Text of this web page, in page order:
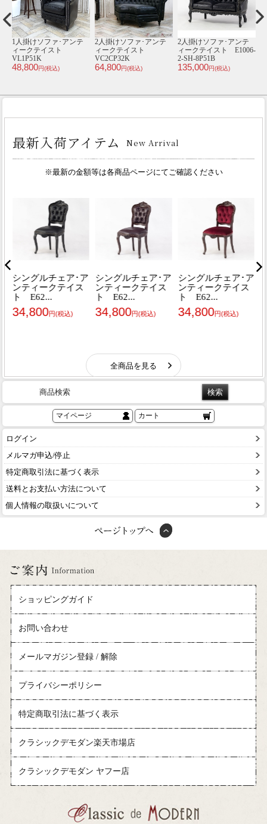
1人掛けソファ･アンテ
ィークテイスト
VL1P51K
48,800円(税込)
2人掛けソファ･アンテ
ィークテイスト
VC2CP32K
64,800円(税込)
2人掛けソファ･アンテ
ィークテイスト E1006-
2-SH-8P51B
135,000円(税込)
商品検索
マイページ カート
ログイン
メルマガ申込/停止
特定商取引法に基づく表示
送料とお支払い方法について
個人情報の取扱いについて
ショッピングガイド
お問い合わせ
メールマガジン登録 / 解除
プライバシーポリシー
特定商取引法に基づく表示
クラシックデモダン楽天市場店
クラシックデモダン ヤフー店